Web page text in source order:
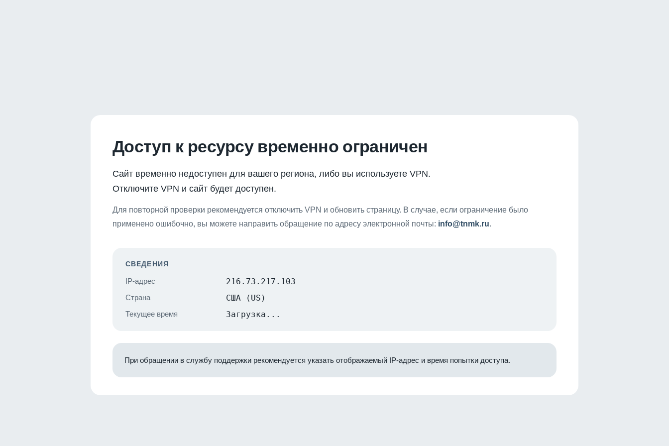
Доступ к ресурсу временно ограничен
Сайт временно недоступен для вашего региона, либо вы используете VPN.
Отключите VPN и сайт будет доступен.
Для повторной проверки рекомендуется отключить VPN и обновить страницу. В случае, если ограничение было
применено ошибочно, вы можете направить обращение по адресу электронной почты: info@tnmk.ru.
СВЕДЕНИЯ
IP-адрес 216.73.217.103
Страна США (US)
Текущее время Загрузка...
При обращении в службу поддержки рекомендуется указать отображаемый IP-адрес и время попытки доступа.